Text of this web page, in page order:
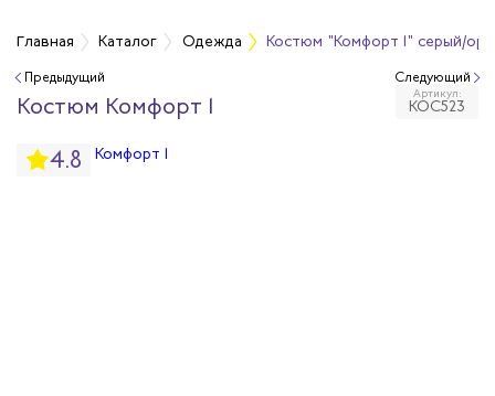
Главная Каталог Одежда Костюм "Комфорт 1" серый/
Предыдущий
Костюм Комфорт 1 Артикул:
КОС523
4.8
Следующий